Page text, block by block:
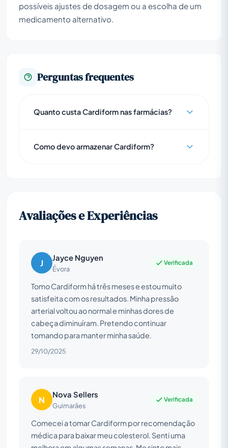
possíveis ajustes de dosagem ou a escolha de um
medicamento alternativo.
Perguntas frequentes
Quanto custa Cardiform nas farmácias?
Como devo armazenar Cardiform?
Avaliações e Experiências
J Jayce Nguyen
Évora
Verificada
Tomo Cardiform há três meses e estou muito
satisfeita com os resultados. Minha pressão
arterial voltou ao normal e minhas dores de
cabeça diminuíram. Pretendo continuar
tomando para manter minha saúde.
29/10/2025
N Nova Sellers
Guimarães
Verificada
Comecei a tomar Cardiform por recomendação
médica para baixar meu colesterol. Senti uma